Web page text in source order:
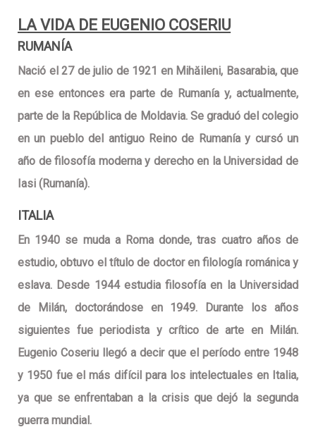
LA VIDA DE EUGENIO COSERIU
RUMANÍA
Nació el 27 de julio de 1921 en Mihăileni, Basarabia, que
en ese entonces era parte de Rumanía y, actualmente,
parte de la República de Moldavia. Se graduó del colegio
en un pueblo del antiguo Reino de Rumanía y cursó un
año de filosofía moderna y derecho en la Universidad de
Iasi (Rumanía).
ITALIA
En 1940 se muda a Roma donde, tras cuatro años de
estudio, obtuvo el título de doctor en filología románica y
eslava. Desde 1944 estudia filosofía en la Universidad
de Milán, doctorándose en 1949. Durante los años
siguientes fue periodista y crítico de arte en Milán.
Eugenio Coseriu llegó a decir que el período entre 1948
y 1950 fue el más difícil para los intelectuales en Italia,
ya que se enfrentaban a la crisis que dejó la segunda
guerra mundial.